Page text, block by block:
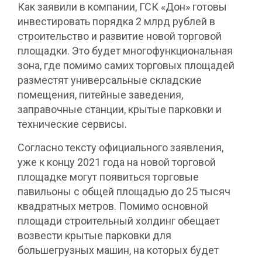
Как заявили в компании, ГСК «Дон» готовы
инвестировать порядка 2 млрд рублей в
строительство и развитие новой торговой
площадки. Это будет многофункциональная
зона, где помимо самих торговых площадей
разместят универсальные складские
помещения, питейные заведения,
заправочные станции, крытые парковки и
технические сервисы.
Согласно тексту официального заявления,
уже к концу 2021 года на новой торговой
площадке могут появиться торговые
павильоны с общей площадью до 25 тысяч
квадратных метров. Помимо основной
площади строительный холдинг обещает
возвести крытые парковки для
большегрузных машин, на которых будет